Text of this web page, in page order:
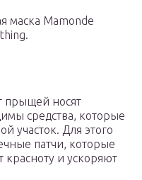
маска Mamonde
прыщей носят
средства, которые
участок. Для этого
патчи, которые
и ускоряют